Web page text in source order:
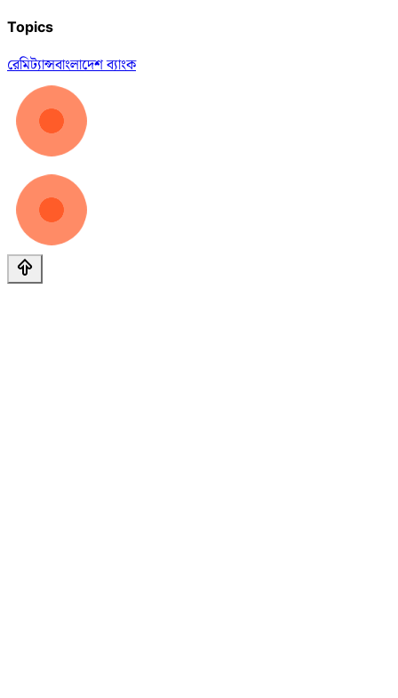
Topics
রেমিট্যান্সবাংলাদেশ ব্যাংক